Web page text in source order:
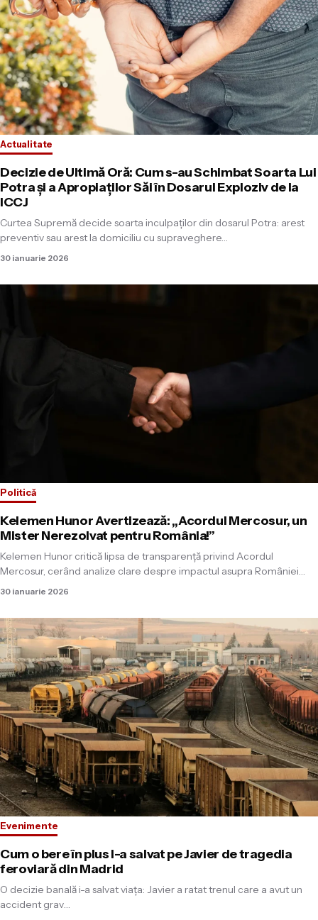
Actualitate
Decizie de Ultimă Oră: Cum s-au Schimbat Soarta Lui
Potra și a Apropiaților Săi în Dosarul Exploziv de la
ICCJ
Curtea Supremă decide soarta inculpaților din dosarul Potra: arest
preventiv sau arest la domiciliu cu supraveghere…
30 ianuarie 2026
Politică
Kelemen Hunor Avertizează: „Acordul Mercosur, un
Mister Nerezolvat pentru România!”
Kelemen Hunor critică lipsa de transparență privind Acordul
Mercosur, cerând analize clare despre impactul asupra României…
30 ianuarie 2026
Evenimente
Cum o bere în plus l-a salvat pe Javier de tragedia
feroviară din Madrid
O decizie banală i-a salvat viața: Javier a ratat trenul care a avut un
accident grav…